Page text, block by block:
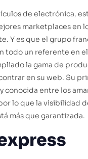
de electrónica,
marketplaces en
Y es que el grupo
todo un referente en
la gama de
en su web. Su
conocida entre los
lo que la visibilidad
más que garantizada.